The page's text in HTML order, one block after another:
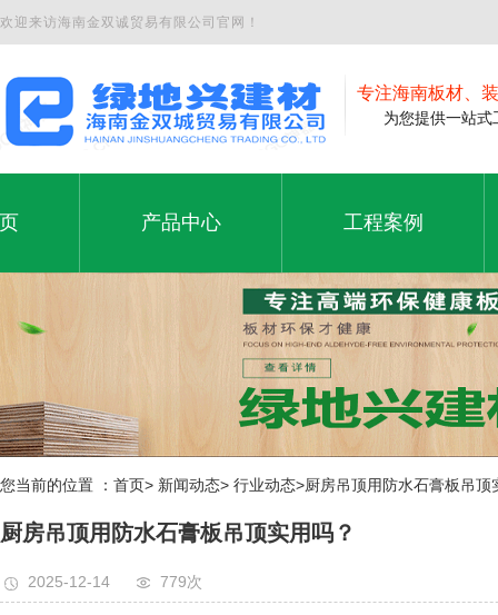
欢迎来访海南金双诚贸易有限公司官网！
专注海南板材、
为您提供一站式
产品中心
产品中心
生态板
轻钢龙骨
竹木纤维线条、护墙板
工程案例
工程案例
工程案例
您当前的位置 ：首页> 新闻动态> 行业动态>厨房吊顶用防水石膏板吊顶
厨房吊顶用防水石膏板吊顶实用吗？
2025-12-14 779次